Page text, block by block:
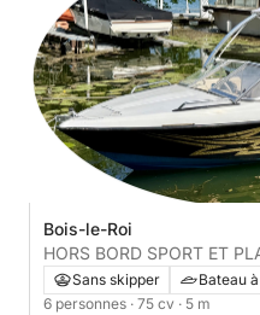
Bois-le-Roi
HORS BORD SPORT ET
Sans skipper
Bateau
6 personnes · 75 cv · 5 m